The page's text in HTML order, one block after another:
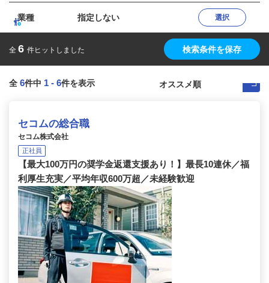
業種 指定しない 選択
全 6 件ヒットしました 検索条件を保存
全 6件中 1 - 6件を表示
セコムの総合職
セコム株式会社
正社員
【最大100万円の奨学金返還支援あり！】最長10連休／福
利厚生充実／平均年収600万超／未経験歓迎